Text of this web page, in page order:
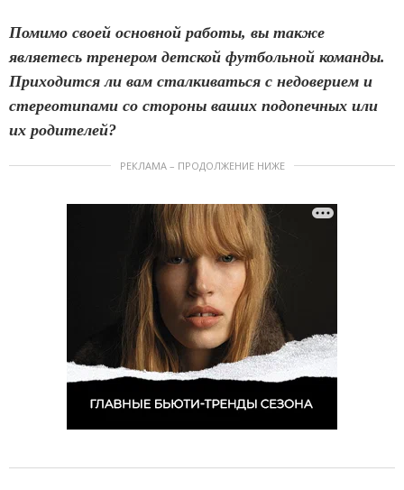
Помимо своей основной работы, вы также
являетесь тренером детской футбольной команды.
Приходится ли вам сталкиваться с недоверием и
стереотипами со стороны ваших подопечных или
их родителей?
РЕКЛАМА – ПРОДОЛЖЕНИЕ НИЖЕ